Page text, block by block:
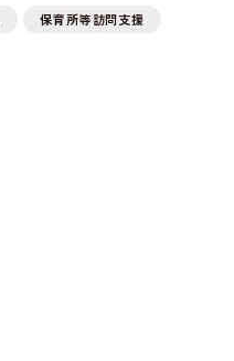
保育所等訪問支援